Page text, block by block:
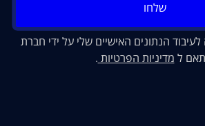
שלחו
הנתונים האישיים שלי על ידי חברת
מדיניות הפרטיות .